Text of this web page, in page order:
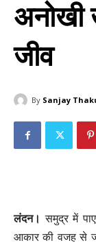
अनोखी
जीव
By Sanjay
लंदन। समुद्र में
आकार की वजह से